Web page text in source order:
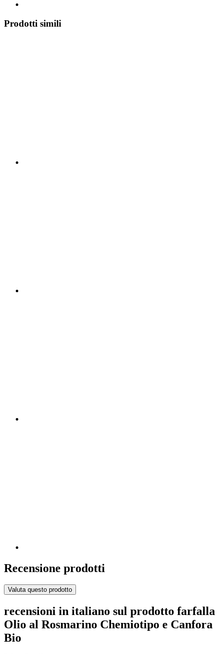
Prodotti simili
Recensione prodotti
Valuta questo prodotto
recensioni in italiano sul prodotto farfalla
Olio al Rosmarino Chemiotipo e Canfora
Bio